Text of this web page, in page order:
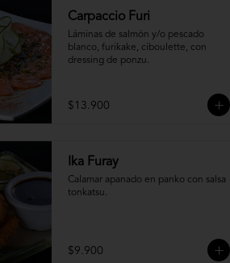
Carpaccio Furi
Láminas de salmón y/o pescado
blanco, furikake, ciboulette, con
dressing de ponzu.
$13.900
Ika Furay
Calamar apanado en panko con salsa
tonkatsu.
$9.900